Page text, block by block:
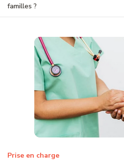
familles ?
Prise en charge